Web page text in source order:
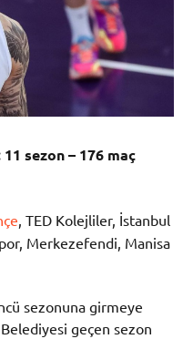
sezon – 176 maç
, TED Kolejliler, İstanbul
Merkezefendi, Manisa
sezonuna girmeye
geçen sezon